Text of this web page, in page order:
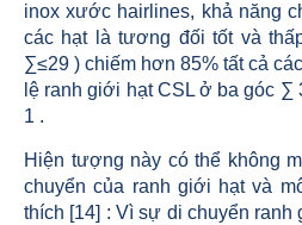
inox xước hairlines, khả năng
các hạt là tương đối tốt và
∑≤29 ) chiếm hơn 85% tất cả
lệ ranh giới hạt CSL ở ba góc ∑
1 .
Hiện tượng này có thể không
chuyển của ranh giới hạt và
thích [14] : Vì sự di chuyển ranh